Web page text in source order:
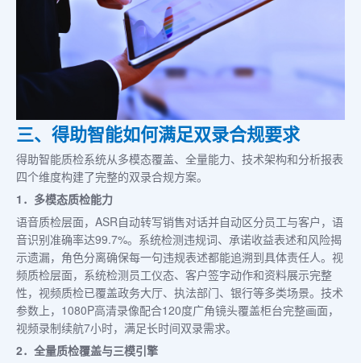
三、得助智能如何满足双录合规要求
得助智能质检系统从多模态覆盖、全量能力、技术架构和分析报表
四个维度构建了完整的双录合规方案。
1．多模态质检能力
语音质检层面，ASR自动转写销售对话并自动区分员工与客户，语
音识别准确率达99.7%。系统检测违规词、承诺收益表述和风险揭
示遗漏，角色分离确保每一句违规表述都能追溯到具体责任人。视
频质检层面，系统检测员工仪态、客户签字动作和资料展示完整
性，视频质检已覆盖政务大厅、执法部门、银行等多类场景。技术
参数上，1080P高清录像配合120度广角镜头覆盖柜台完整画面，
视频录制续航7小时，满足长时间双录需求。
2．全量质检覆盖与三模引擎